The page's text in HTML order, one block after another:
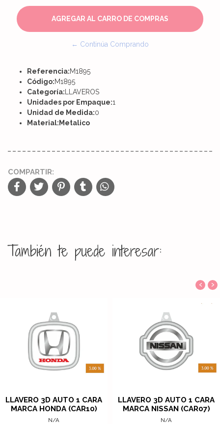
← Continúa Comprando
Referencia:M1895
Código:M1895
Categoría:LLAVEROS
Unidades por Empaque:1
Unidad de Medida:0
Material:Metalico
COMPARTIR:
También te puede interesar:
LLAVERO 3D AUTO 1 CARA
MARCA HONDA (CAR10)
N/A
LLAVERO 3D AUTO 1 CARA
MARCA NISSAN (CAR07)
N/A
‹ ›